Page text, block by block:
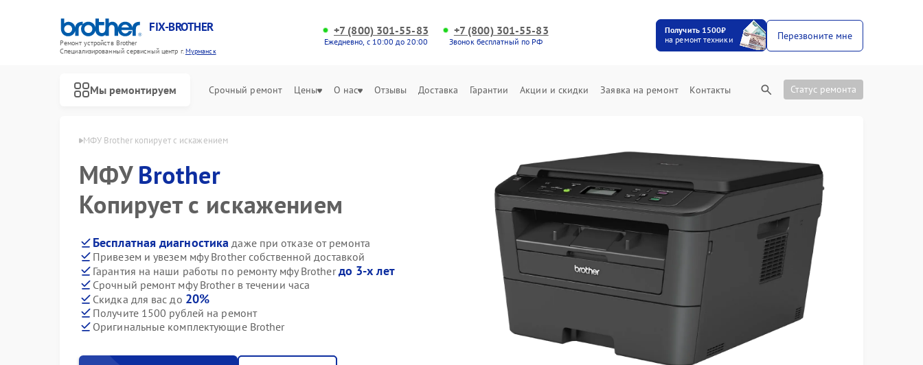
FIX-BROTHER
Ремонт устройств Brother
Специализированный cервисный центр г.Мурманск
+7 (800) 301-55-83
Ежедневно, с 10:00 до 20:00
+7 (800) 301-55-83
Звонок бесплатный по РФ
Получить 1500₽
на ремонт техники
Перезвоните мне
Мы ремонтируем Срочный ремонт Цены О нас Отзывы Доставка Гарантии Акции и скидки Заявка на ремонт Контакты Статус ремонта
МФУ Brother копирует с искажением
МФУBrother
Копирует с искажением
Бесплатная диагностика даже при отказе от ремонта
Привезем и увезем мфу Brother собственной доставкой
Гарантия на наши работы по ремонту мфу Brotherдо 3-х лет
Срочный ремонт мфу Brother в течении часа
Скидка для вас до 20%
Получите 1500 рублей на ремонт
Оригинальные комплектующие Brother